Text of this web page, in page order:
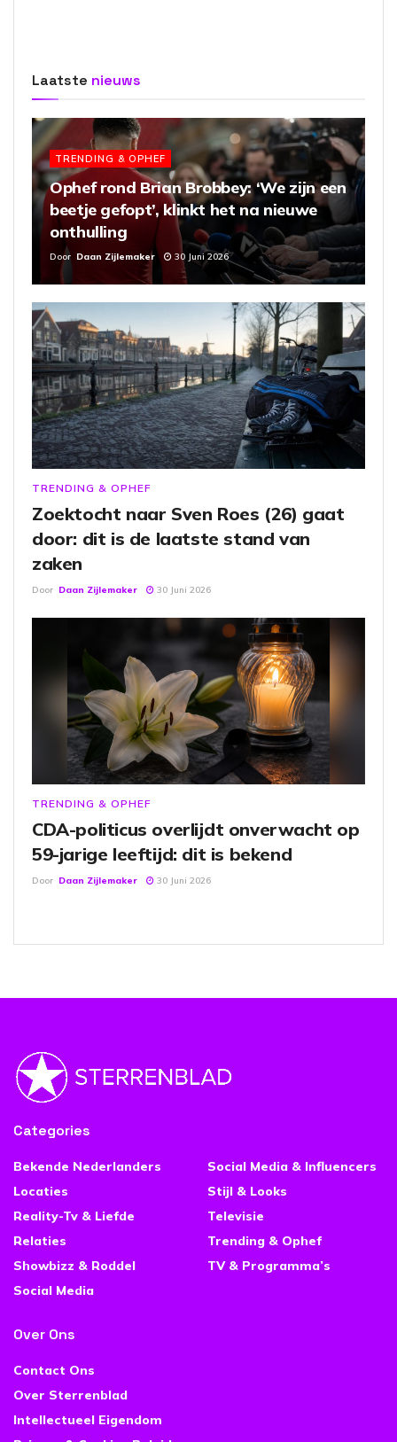
Laatste nieuws
TRENDING & OPHEF
Ophef rond Brian Brobbey: ‘We zijn een
beetje gefopt’, klinkt het na nieuwe
onthulling
Door Daan Zijlemaker 30 Juni 2026
TRENDING & OPHEF
Zoektocht naar Sven Roes (26) gaat
door: dit is de laatste stand van
zaken
Door Daan Zijlemaker 30 Juni 2026
TRENDING & OPHEF
CDA-politicus overlijdt onverwacht op
59-jarige leeftijd: dit is bekend
Door Daan Zijlemaker 30 Juni 2026
Categories
Bekende Nederlanders
Locaties
Reality-Tv & Liefde
Relaties
Showbizz & Roddel
Social Media
Social Media & Influencers
Stijl & Looks
Televisie
Trending & Ophef
TV & Programma’s
Over Ons
Contact Ons
Over Sterrenblad
Intellectueel Eigendom